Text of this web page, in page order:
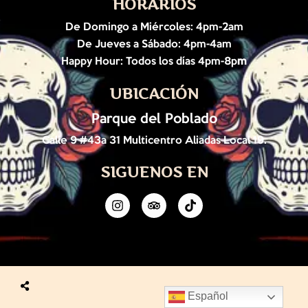
HORARIOS
De Domingo a Miércoles: 4pm-2am
De Jueves a Sábado: 4pm-4am
Happy Hour: Todos los días 4pm-8pm
UBICACIÓN
Parque del Poblado
Calle 9 #43a 31 Multicentro Aliadas Local 19.
SIGUENOS EN
Español